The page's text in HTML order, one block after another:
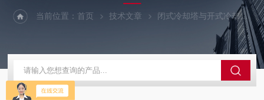
当前位置：首页 技术文章 闭式冷却塔与开式冷却塔的区别及应用场景